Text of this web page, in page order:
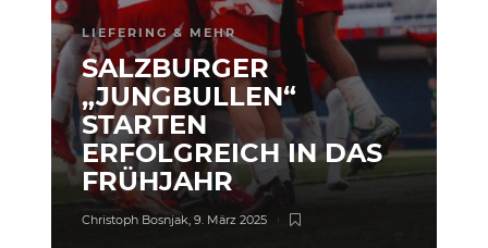
LIEFERING & MEHR
SALZBURGER
„JUNGBULLEN“
STARTEN
ERFOLGREICH IN DAS
FRÜHJAHR
Christoph Bosnjak, 9. März 2025